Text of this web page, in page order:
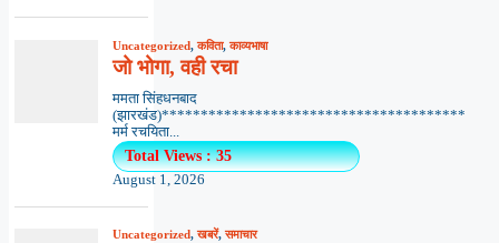
Uncategorized,कविता,काव्यभाषा
जो भोगा, वही रचा
ममता सिंहधनबाद
(झारखंड)***************************************
मर्म रचयिता...
Total Views : 35
August 1, 2026
Uncategorized,खबरें,समाचार